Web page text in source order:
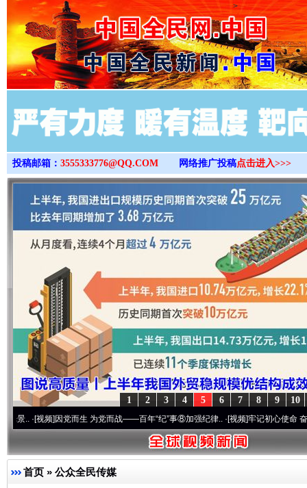
>
投稿邮箱： 3555333776@QQ.COM 网络推广投稿点击进入>>>
10
9
8
7
6
5
4
3
2
1
因党而生 为党而战——百年“纪”事⑧加强纪律..·[视频]牢记初心使命 奋进复兴征
首页 » 公众全民传媒